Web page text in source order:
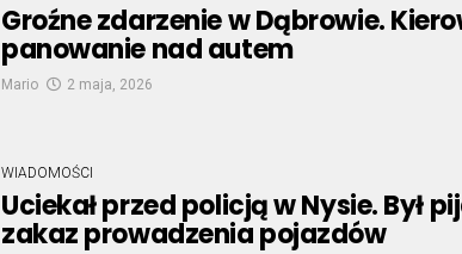
Groźne zdarzenie w Dąbrowie.
panowanie nad autem
Mario 2 maja, 2026
WIADOMOŚCI
Uciekał przed policją w Nysie. Był
zakaz prowadzenia pojazdów